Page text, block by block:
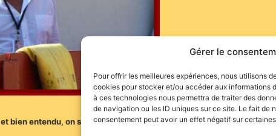
Gérer le
Pour offrir les meilleures expériences, nous utilisons
cookies pour stocker et/ou accéder aux informations
à ces technologies nous permettra de traiter des
de navigation ou les ID uniques sur ce site. Le fait de
consentement peut avoir un effet négatif sur
bien entendu, on souhaite bonne chance à cette nouvelle pareja…